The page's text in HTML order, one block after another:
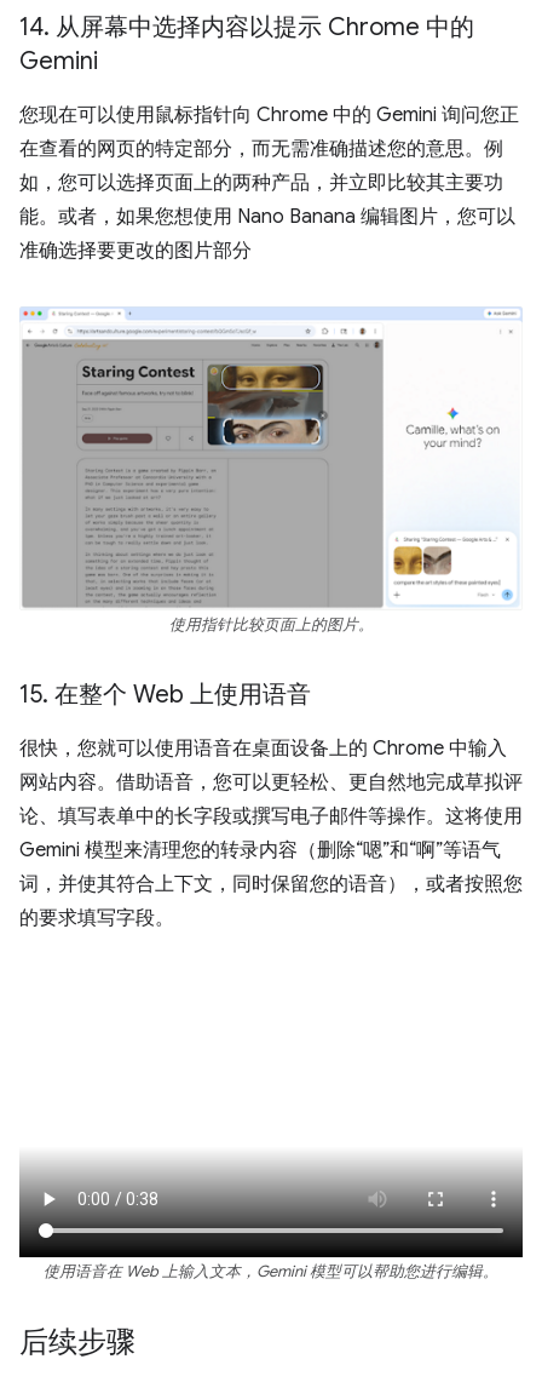
14. 从屏幕中选择内容以提示 Chrome 中的
Gemini
您现在可以使用鼠标指针向 Chrome 中的 Gemini 询问您正
在查看的网页的特定部分，而无需准确描述您的意思。例
如，您可以选择页面上的两种产品，并立即比较其主要功
能。或者，如果您想使用 Nano Banana 编辑图片，您可以
准确选择要更改的图片部分
使用指针比较页面上的图片。
15. 在整个 Web 上使用语音
很快，您就可以使用语音在桌面设备上的 Chrome 中输入
网站内容。借助语音，您可以更轻松、更自然地完成草拟评
论、填写表单中的长字段或撰写电子邮件等操作。这将使用
Gemini 模型来清理您的转录内容（删除“嗯”和“啊”等语气
词，并使其符合上下文，同时保留您的语音），或者按照您
的要求填写字段。
使用语音在 Web 上输入文本，Gemini 模型可以帮助您进行编辑。
后续步骤